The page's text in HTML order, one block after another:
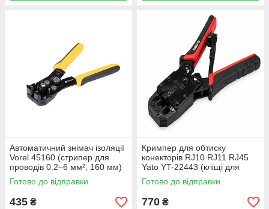
Автоматичний знімач ізоляції
Vorel 45160 (стрипер для
проводів 0.2–6 мм², 160 мм)
Готово до відправки
435 ₴
Кримпер для обтиску
конекторів RJ10 RJ11 RJ45
Yato YT-22443 (кліщі для
інтернет-кабелю 205 мм)
Готово до відправки
770 ₴